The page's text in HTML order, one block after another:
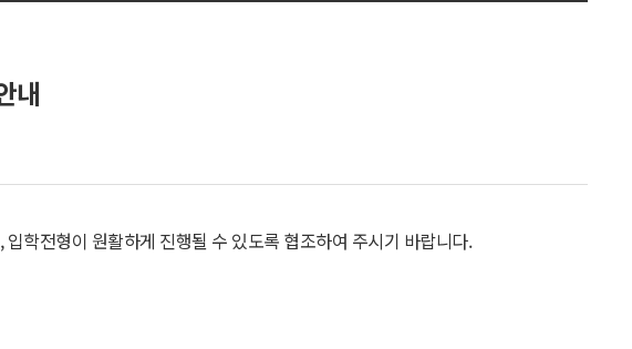
내
학전형이 원활하게 진행될 수 있도록 협조하여 주시기 바랍니다.